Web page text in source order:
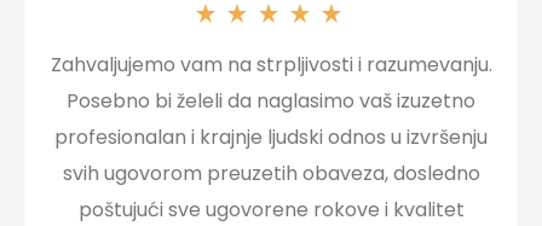
Zahvaljujemo vam na strpljivosti i razumevanju.
Posebno bi želeli da naglasimo vaš izuzetno
profesionalan i krajnje ljudski odnos u izvršenju
svih ugovorom preuzetih obaveza, dosledno
poštujući sve ugovorene rokove i kvalitet